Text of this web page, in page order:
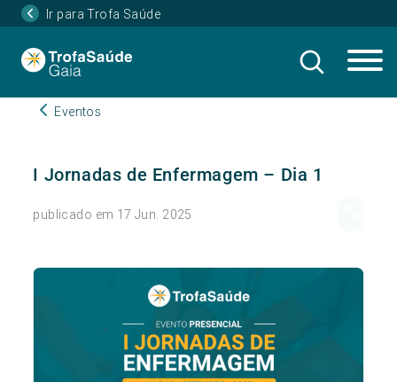
Ir para Trofa Saúde
Eventos
I Jornadas de Enfermagem – Dia 1
publicado em 17 Jun. 2025